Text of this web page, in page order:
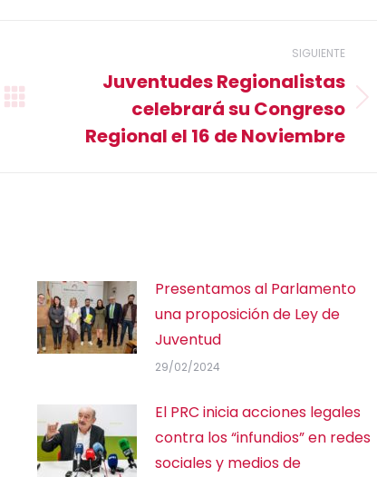
SIGUIENTE
Publicación
siguiente:
Juventudes Regionalistas
celebrará su Congreso
Regional el 16 de Noviembre
Presentamos al Parlamento
una proposición de Ley de
Juventud
29/02/2024
El PRC inicia acciones legales
contra los “infundios” en redes
sociales y medios de